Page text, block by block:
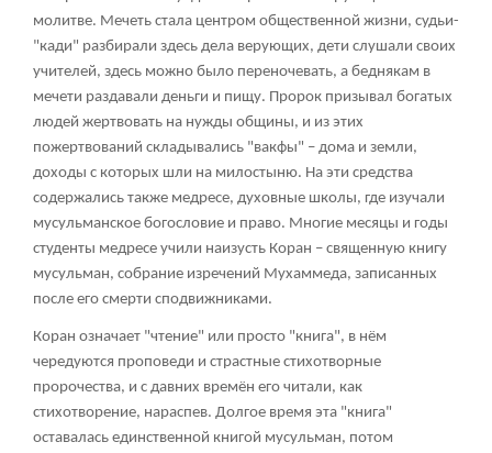
молитве. Мечеть стала центром общественной жизни, судьи-
"кади" разбирали здесь дела верующих, дети слушали своих
учителей, здесь можно было переночевать, а беднякам в
мечети раздавали деньги и пищу. Пророк призывал богатых
людей жертвовать на нужды общины, и из этих
пожертвований складывались "вакфы" – дома и земли,
доходы с которых шли на милостыню. На эти средства
содержались также медресе, духовные школы, где изучали
мусульманское богословие и право. Многие месяцы и годы
студенты медресе учили наизусть Коран – священную книгу
мусульман, собрание изречений Мухаммеда, записанных
после его смерти сподвижниками.
Коран означает "чтение" или просто "книга", в нём
чередуются проповеди и страстные стихотворные
пророчества, и с давних времён его читали, как
стихотворение, нараспев. Долгое время эта "книга"
оставалась единственной книгой мусульман, потом